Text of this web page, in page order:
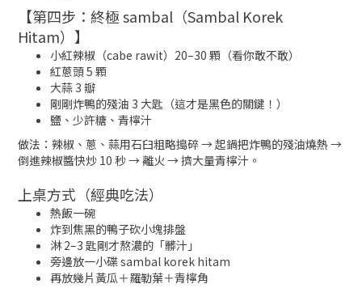
【第四步：終極 sambal（Sambal Korek
Hitam）】
小紅辣椒（cabe rawit）20–30 顆（看你敢不敢）
紅蔥頭 5 顆
大蒜 3 瓣
剛剛炸鴨的殘油 3 大匙（這才是黑色的關鍵！）
鹽、少許糖、青檸汁
做法：辣椒、蔥、蒜用石臼粗略搗碎 → 起鍋把炸鴨的殘油燒熱 →
倒進辣椒醬快炒 10 秒 → 離火 → 擠大量青檸汁。
上桌方式（經典吃法）
熱飯一碗
炸到焦黑的鴨子砍小塊排盤
淋 2–3 匙剛才熬濃的「髒汁」
旁邊放一小碟 sambal korek hitam
再放幾片黃瓜＋羅勒葉＋青檸角